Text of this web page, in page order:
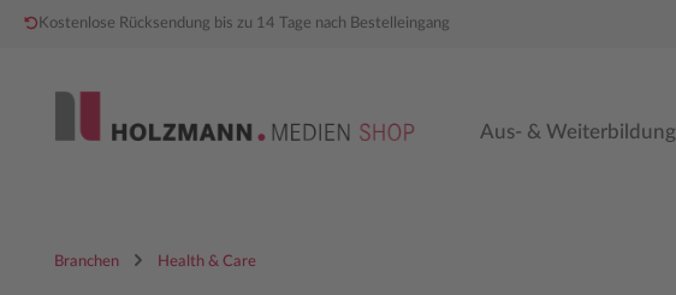
Kostenlose Rücksendung bis zu 14 Tage nach Bestelleingang
Aus- & Weiterbildung
Branchen Health & Care